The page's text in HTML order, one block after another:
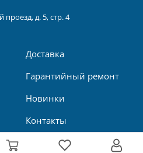
проезд, д. 5, стр. 4
Доставка
Гарантийный ремонт
Новинки
Контакты